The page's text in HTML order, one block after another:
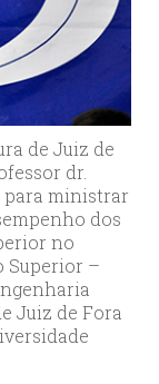
de Juiz de
dr.
para ministrar
dos
no
Superior –
Juiz de Fora